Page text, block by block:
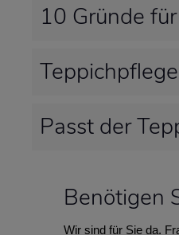
10 Gründe
Passt der
Benötigen
Wir sind für Sie da.